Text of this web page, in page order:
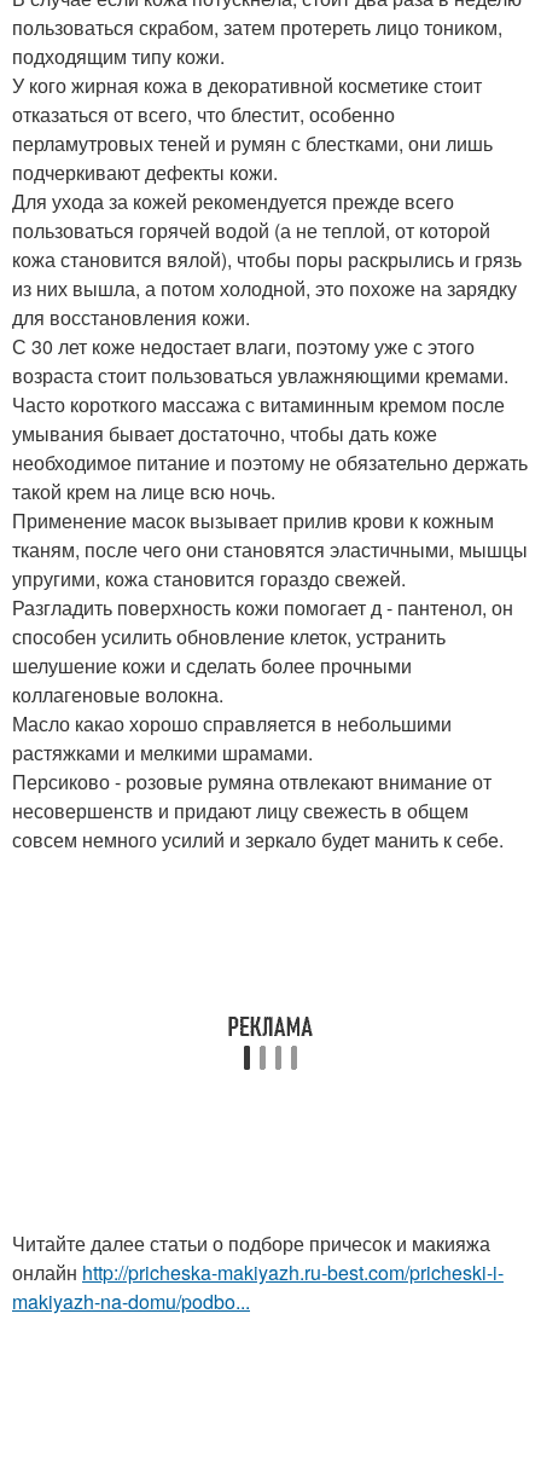
пользоваться скрабом, затем протереть лицо тоником,
подходящим типу кожи.
У кого жирная кожа в декоративной косметике стоит
отказаться от всего, что блестит, особенно
перламутровых теней и румян с блестками, они лишь
подчеркивают дефекты кожи.
Для ухода за кожей рекомендуется прежде всего
пользоваться горячей водой (а не теплой, от которой
кожа становится вялой), чтобы поры раскрылись и грязь
из них вышла, а потом холодной, это похоже на зарядку
для восстановления кожи.
С 30 лет коже недостает влаги, поэтому уже с этого
возраста стоит пользоваться увлажняющими кремами.
Часто короткого массажа с витаминным кремом после
умывания бывает достаточно, чтобы дать коже
необходимое питание и поэтому не обязательно держать
такой крем на лице всю ночь.
Применение масок вызывает прилив крови к кожным
тканям, после чего они становятся эластичными, мышцы
упругими, кожа становится гораздо свежей.
Разгладить поверхность кожи помогает д - пантенол, он
способен усилить обновление клеток, устранить
шелушение кожи и сделать более прочными
коллагеновые волокна.
Масло какао хорошо справляется в небольшими
растяжками и мелкими шрамами.
Персиково - розовые румяна отвлекают внимание от
несовершенств и придают лицу свежесть в общем
совсем немного усилий и зеркало будет манить к себе.
Читайте далее статьи о подборе причесок и макияжа
онлайн http://pricheska-makiyazh.ru-best.com/pricheski-i-
makiyazh-na-domu/podbo...